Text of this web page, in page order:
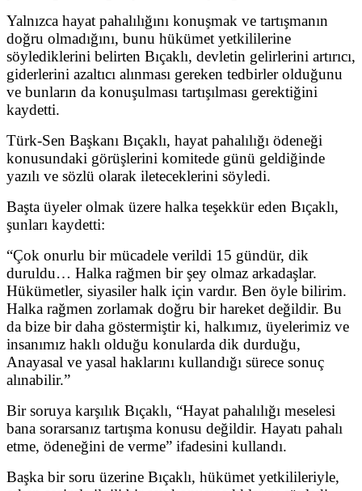
Yalnızca hayat pahalılığını konuşmak ve tartışmanın
doğru olmadığını, bunu hükümet yetkililerine
söylediklerini belirten Bıçaklı, devletin gelirlerini artırıcı,
giderlerini azaltıcı alınması gereken tedbirler olduğunu
ve bunların da konuşulması tartışılması gerektiğini
kaydetti.
Türk-Sen Başkanı Bıçaklı, hayat pahalılığı ödeneği
konusundaki görüşlerini komitede günü geldiğinde
yazılı ve sözlü olarak ileteceklerini söyledi.
Başta üyeler olmak üzere halka teşekkür eden Bıçaklı,
şunları kaydetti:
“Çok onurlu bir mücadele verildi 15 gündür, dik
duruldu… Halka rağmen bir şey olmaz arkadaşlar.
Hükümetler, siyasiler halk için vardır. Ben öyle bilirim.
Halka rağmen zorlamak doğru bir hareket değildir. Bu
da bize bir daha göstermiştir ki, halkımız, üyelerimiz ve
insanımız haklı olduğu konularda dik durduğu,
Anayasal ve yasal haklarını kullandığı sürece sonuç
alınabilir.”
Bir soruya karşılık Bıçaklı, “Hayat pahalılığı meselesi
bana sorarsanız tartışma konusu değildir. Hayatı pahalı
etme, ödeneğini de verme” ifadesini kullandı.
Başka bir soru üzerine Bıçaklı, hükümet yetkilileriyle,